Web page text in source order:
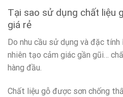
Tại sao sử dụng chất liệu
giá rẻ
Do nhu cầu sử dụng và đặc
nhiên tạo cảm giác gần gũi…
hàng đầu.
Chất liệu gỗ được sơn chống